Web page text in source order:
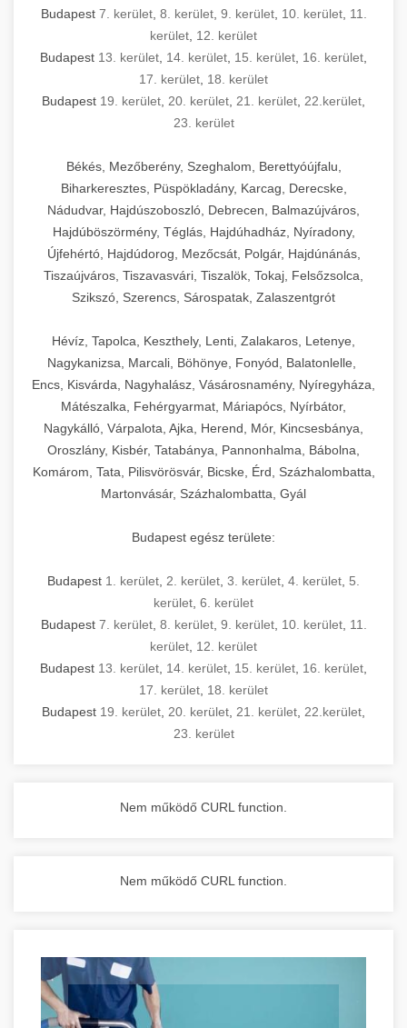
Budapest 7. kerület, 8. kerület, 9. kerület, 10. kerület, 11.
kerület 12. kerület
Budapest 13. kerület 14. kerület 15. kerület 16. kerület
17. kerület 18. kerület
Budapest 19. kerület 20. kerület 21. kerület 22.kerület
23. kerület
Békés, Mezőberény, Szeghalom, Berettyóújfalu,
Biharkeresztes, Püspökladány, Karcag, Derecske,
Nádudvar, Hajdúszoboszló, Debrecen, Balmazújváros,
Hajdúböszörmény, Téglás, Hajdúhadház, Nyíradony,
Újfehértó, Hajdúdorog, Mezőcsát, Polgár, Hajdúnánás,
Tiszaújváros, Tiszavasvári, Tiszalök, Tokaj, Felsőzsolca,
Szikszó, Szerencs, Sárospatak, Zalaszentgrót
Hévíz, Tapolca, Keszthely, Lenti, Zalakaros, Letenye,
Nagykanizsa, Marcali, Böhönye, Fonyód, Balatonlelle,
Encs, Kisvárda, Nagyhalász, Vásárosnamény, Nyíregyháza,
Mátészalka, Fehérgyarmat, Máriapócs, Nyírbátor,
Nagykálló, Várpalota, Ajka, Herend, Mór, Kincsesbánya,
Oroszlány, Kisbér, Tatabánya, Pannonhalma, Bábolna,
Komárom, Tata, Pilisvörösvár, Bicske, Érd, Százhalombatta,
Martonvásár, Százhalombatta, Gyál
Budapest egész területe:
Budapest 1. kerület 2. kerület 3. kerület 4. kerület 5.
kerület 6. kerület
Budapest 7. kerület, 8. kerület, 9. kerület, 10. kerület, 11.
kerület 12. kerület
Budapest 13. kerület 14. kerület 15. kerület 16. kerület
17. kerület 18. kerület
Budapest 19. kerület 20. kerület 21. kerület 22.kerület
23. kerület
Nem működő CURL function.
Nem működő CURL function.